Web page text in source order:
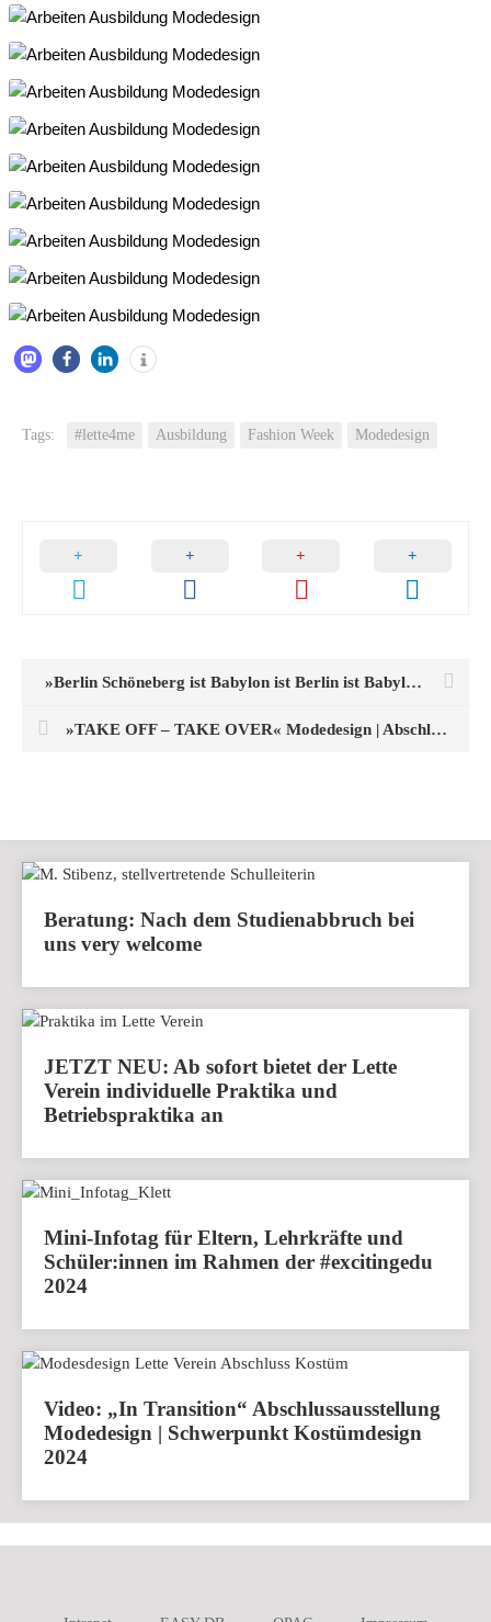
Tags: #lette4me Ausbildung Fashion Week Modedesign
»Berlin Schöneberg ist Babylon ist Berlin ist Babylon Berlin«
»TAKE OFF – TAKE OVER« Modedesign | Abschlussschau 2019
Beratung: Nach dem Studienabbruch bei
uns very welcome
JETZT NEU: Ab sofort bietet der Lette
Verein individuelle Praktika und
Betriebspraktika an
Mini-Infotag für Eltern, Lehrkräfte und
Schüler:innen im Rahmen der #excitingedu
2024
Video: „In Transition“ Abschlussausstellung
Modedesign | Schwerpunkt Kostümdesign
2024